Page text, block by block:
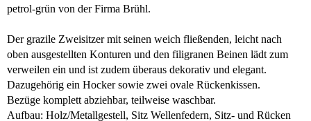
petrol-grün von der Firma Brühl.
Der grazile Zweisitzer mit seinen weich fließenden, leicht nach
oben ausgestellten Konturen und den filigranen Beinen lädt zum
verweilen ein und ist zudem überaus dekorativ und elegant.
Dazugehörig ein Hocker sowie zwei ovale Rückenkissen.
Bezüge komplett abziehbar, teilweise waschbar.
Aufbau: Holz/Metallgestell, Sitz Wellenfedern, Sitz- und Rücken